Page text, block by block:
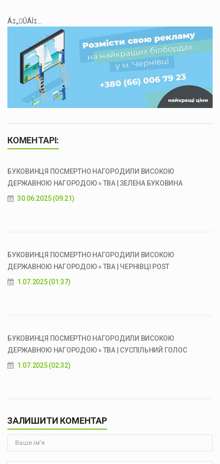
Á‡„ÛÁÍ‡...
КОМЕНТАРІ:
БУКОВИНЦЯ ПОСМЕРТНО НАГОРОДИЛИ ВИСОКОЮ
ДЕРЖАВНОЮ НАГОРОДОЮ » ТВА | ЗЕЛЕНА БУКОВИНА
30.06.2025 (09:21)
БУКОВИНЦЯ ПОСМЕРТНО НАГОРОДИЛИ ВИСОКОЮ
ДЕРЖАВНОЮ НАГОРОДОЮ » ТВА | ЧЕРНІВЦІ POST
1.07.2025 (01:37)
БУКОВИНЦЯ ПОСМЕРТНО НАГОРОДИЛИ ВИСОКОЮ
ДЕРЖАВНОЮ НАГОРОДОЮ » ТВА | СУСПІЛЬНИЙ ГОЛОС
1.07.2025 (02:32)
ЗАЛИШИТИ КОМЕНТАР